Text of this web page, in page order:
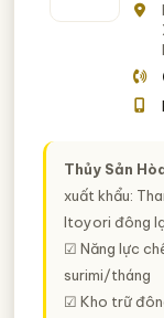
Thủy Sản
xuất khẩu:
Itoyori đông
☑ Năng lực
surimi/tháng
☑ Kho trữ